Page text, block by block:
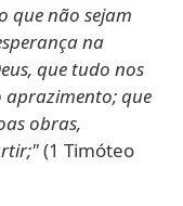
que não sejam
na
que tudo nos
que
obras,
(1 Timóteo